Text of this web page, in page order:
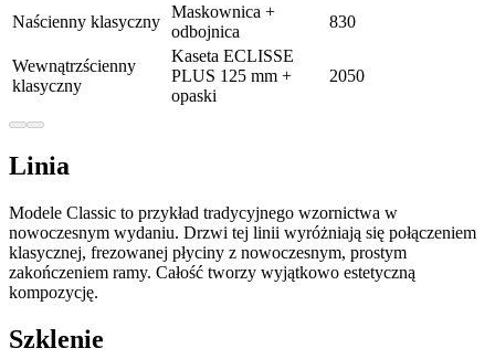
Naścienny klasyczny
Maskownica +
odbojnica
830
Wewnątrzścienny
klasyczny
Kaseta ECLISSE
PLUS 125 mm +
opaski
2050
Linia
Modele Classic to przykład tradycyjnego wzornictwa w
nowoczesnym wydaniu. Drzwi tej linii wyróżniają się połączeniem
klasycznej, frezowanej płyciny z nowoczesnym, prostym
zakończeniem ramy. Całość tworzy wyjątkowo estetyczną
kompozycję.
Szklenie